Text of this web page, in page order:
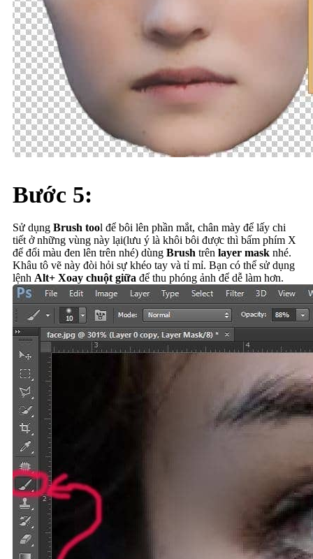
Bước 5:
Sử dụng Brush tool để bôi lên phần mắt, chân mày để lấy chi
tiết ở những vùng này lại(lưu ý là khôi bôi được thì bấm phím X
để đổi màu đen lên trên nhé) dùng Brush trên layer mask nhé.
Khâu tô vẽ này đòi hỏi sự khéo tay và tỉ mỉ. Bạn có thể sử dụng
lệnh Alt+ Xoay chuột giữa để thu phóng ảnh để dễ làm hơn.